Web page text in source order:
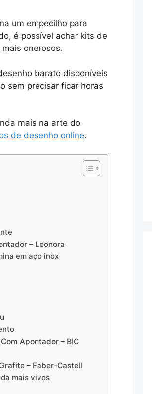
um empecilho para
é possível achar kits de
onerosos.
barato disponíveis
sem precisar ficar horas
mais na arte do
de desenho online.
– Leonora
em aço inox
Apontador – BIC
– Faber-Castell
mais vivos